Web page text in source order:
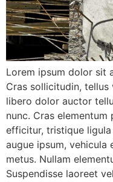
Lorem ipsum dolor sit
Cras sollicitudin,
libero dolor auctor
nunc. Cras
efficitur, tristique ligula
augue ipsum, vehicula
metus. Nullam
Suspendisse laoreet